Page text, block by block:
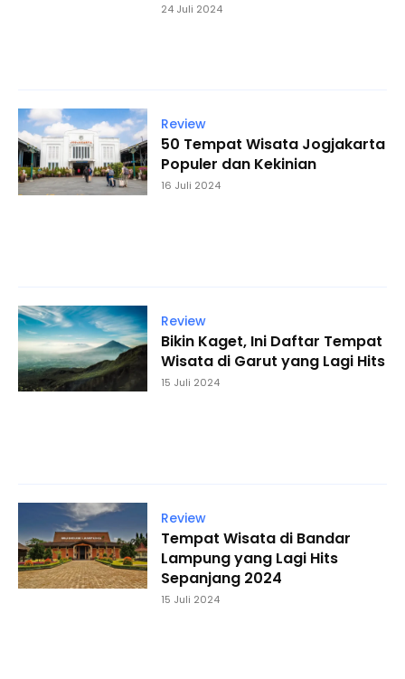
24 Juli 2024
Review
50 Tempat Wisata Jogjakarta
Populer dan Kekinian
16 Juli 2024
Review
Bikin Kaget, Ini Daftar Tempat
Wisata di Garut yang Lagi Hits
15 Juli 2024
Review
Tempat Wisata di Bandar
Lampung yang Lagi Hits
Sepanjang 2024
15 Juli 2024